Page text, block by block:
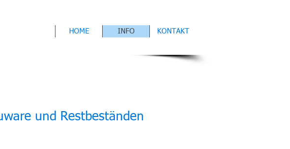
HOME INFO KONTAKT
und Restbeständen